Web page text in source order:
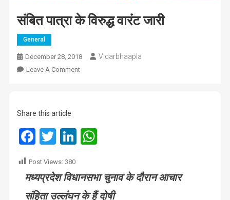
संबित पात्रा के विरुद्ध वारंट जारी
General
December 28, 2018 Vidarbhaapla
Leave A CommentOn
वारंट
जारी
Share this article
Facebook
TwitterLinkedIn
WhatsApp
Post Views: 380
मध्यप्रदेश विधानसभा चुनाव के दौरान आचार
संहिता उल्लंघन के हैं दोषी